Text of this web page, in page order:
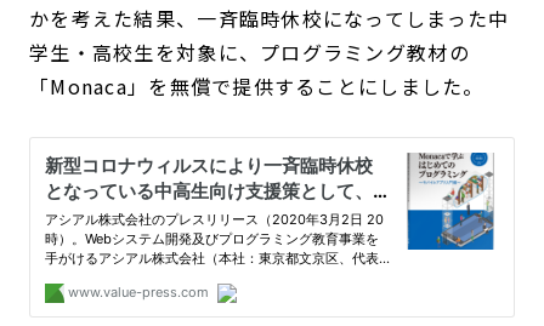
かを考えた結果、一斉臨時休校になってしまった中
学生・高校生を対象に、プログラミング教材の
「Monaca」を無償で提供することにしました。